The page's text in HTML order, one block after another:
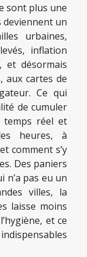
sont plus une
deviennent un
urbaines,
inflation
et désormais
aux cartes de
Ce qui
de cumuler
temps réel et
heures, à
comment s’y
Des paniers
n’a pas eu un
villes, la
laisse moins
et ce